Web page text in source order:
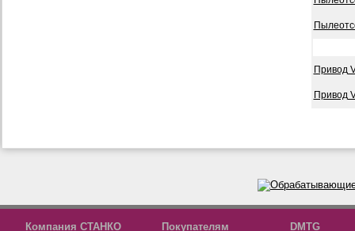
Привод
Привод
Компания СТАНКО
Покупателям
DMTG